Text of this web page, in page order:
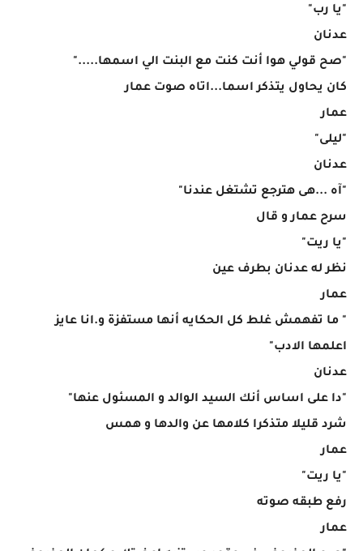
"يا رب"
عدنان
"صح قولي هوا أنت كنت مع البنت الي اسمها....."
كان يحاول يتذكر اسما...اتاه صوت عمار
عمار
"ليلى"
عدنان
"آه ...هى هترجع تشتغل عندنا"
سرح عمار و قال
"يا ريت"
نظر له عدنان بطرف عين
عمار
" ما تفهمش غلط كل الحكايه أنها مستفزة و.انا عايز
اعلمها الادب"
عدنان
"دا على اساس أنك السيد الوالد و المسئول عنها"
شرد قليلا متذكرا كلامها عن والدها و همس
عمار
"يا ريت"
رفع طبقه صوته
عمار